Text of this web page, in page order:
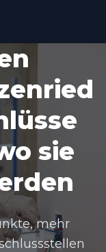
sie
mehr